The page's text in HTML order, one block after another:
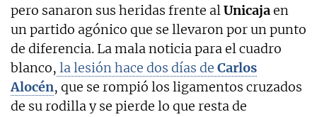
pero sanaron sus heridas frente alUnicajaen
un partido agónico que se llevaron por un punto
de diferencia. La mala noticia para el cuadro
blanco, la lesión hace dos días de Carlos
Alocén, que se rompió los ligamentos cruzados
de su rodilla y se pierde lo que resta de